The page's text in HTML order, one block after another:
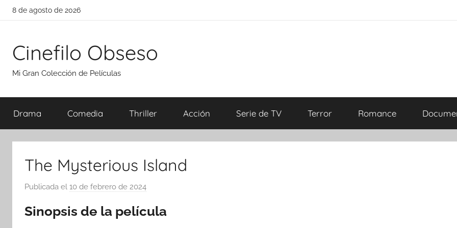
Saltar
8 de agosto de 2026
Cinefilo Obseso
Mi Gran Colección de Películas
Drama Comedia Thriller Acción Serie de TV Terror Romance
The Mysterious Island
Publicada el 10 de febrero de 2024
r
Sinopsis de la película